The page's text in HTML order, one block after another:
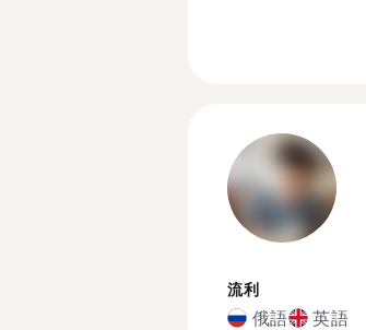
流利
俄語 英語